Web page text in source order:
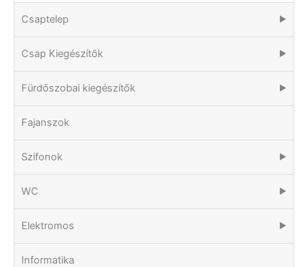
Csaptelep ▶
Csap Kiegészítők ▶
Fürdőszobai kiegészítők ▶
Fajanszok
Szifonok ▶
WC ▶
Elektromos ▶
Informatika